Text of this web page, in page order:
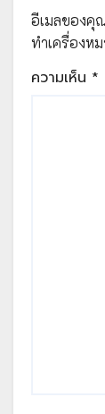
อีเมลของคุ
ทำเครื่องห
ความเห็น *